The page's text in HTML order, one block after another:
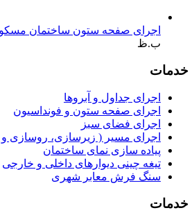
صفحه ستون ساختمان مسکونی
جداول و آبروها
صفحه ستون و فونداسیون
فضای سبز
مسیر ( زیرسازی، روسازی و آسفالت )
سازی نمای ساختمان
چینی دیوارهای داخلی و خارجی
فرش معابر شهری